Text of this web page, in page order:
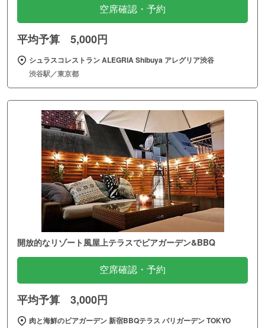
空席確認・予約
平均予算 5,000円
シュラスコレストラン ALEGRIA Shibuya アレグリア渋谷
渋谷駅／東京都
開放的なリゾート風屋上テラスでビアガーデン&BBQ
空席確認・予約
平均予算 3,000円
肉と海鮮のビアガーデン 新宿BBQテラス バリガーデン TOKYO